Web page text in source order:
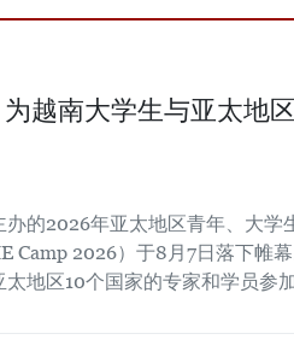
越南大学生与亚太地
的2026年亚太地区青年、大学
Camp 2026）于8月7日落下帷
地区10个国家的专家和学员参加